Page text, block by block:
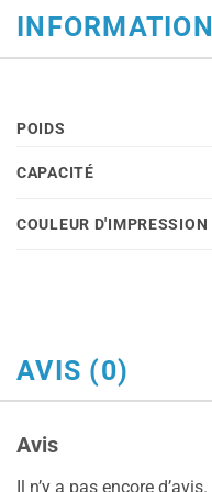
POIDS
CAPACITÉ
COULEUR D'IMPRESSION
AVIS (0)
Avis
Il n’y a pas encore d’avis.